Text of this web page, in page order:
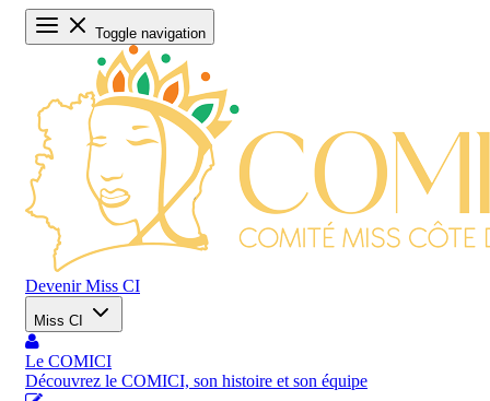
Toggle navigation
Devenir Miss CI
Miss CI
Le COMICI
Découvrez le COMICI, son histoire et son équipe